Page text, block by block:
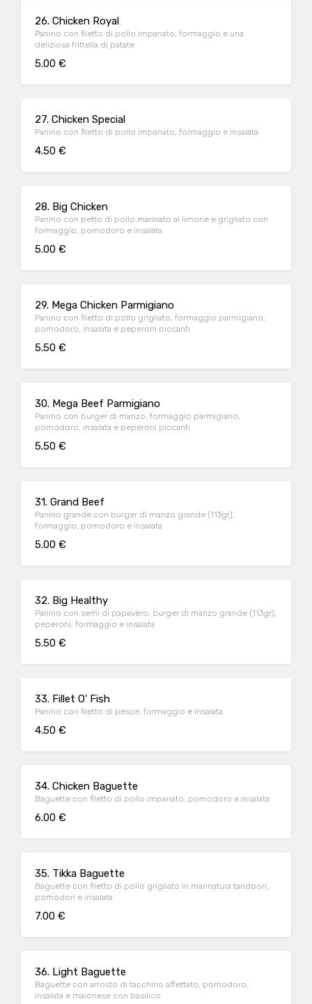
26. Chicken Royal
Panino con filetto di pollo impanato, formaggio e una
deliziosa frittella di patate
5.00 €
27. Chicken Special
Panino con filetto di pollo impanato, formaggio e insalata
4.50 €
28. Big Chicken
Panino con petto di pollo marinato al limone e grigliato con
formaggio, pomodoro e insalata
5.00 €
29. Mega Chicken Parmigiano
Panino con filetto di pollo grigliato, formaggio parmigiano,
pomodoro, insalata e peperoni piccanti
5.50 €
30. Mega Beef Parmigiano
Panino con burger di manzo, formaggio parmigiano,
pomodoro, insalata e peperoni piccanti
5.50 €
31. Grand Beef
Panino grande con burger di manzo grande (113gr),
formaggio, pomodoro e insalata
5.00 €
32. Big Healthy
Panino con semi di papavero, burger di manzo grande (113gr),
peperoni, formaggio e insalata
5.50 €
33. Fillet O' Fish
Panino con filetto di pesce, formaggio e insalata
4.50 €
34. Chicken Baguette
Baguette con filetto di pollo impanato, pomodoro e insalata
6.00 €
35. Tikka Baguette
Baguette con filetto di pollo grigliato in marinatura tandoori,
pomodori e insalata
7.00 €
36. Light Baguette
Baguette con arrosto di tacchino affettato, pomodoro,
insalata e maionese con basilico